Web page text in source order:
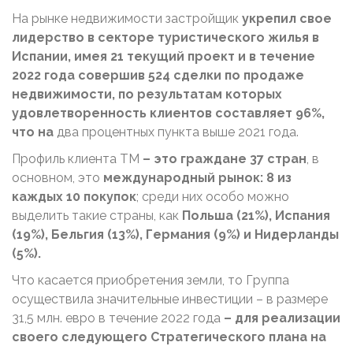
На рынке недвижимости застройщик укрепил свое
лидерство в секторе туристического жилья в
Испании, имея 21 текущий проект и в течение
2022 года совершив 524 сделки по продаже
недвижимости, по результатам которых
удовлетворенность клиентов составляет 96%,
что на два процентных пункта выше 2021 года.
Профиль клиента ТМ – это граждане 37 стран, в
основном, это международный рынок: 8 из
каждых 10 покупок; среди них особо можно
выделить такие страны, как Польша (21%), Испания
(19%), Бельгия (13%), Германия (9%) и Нидерланды
(5%).
Что касается приобретения земли, то Группа
осуществила значительные инвестиции – в размере
31,5 млн. евро в течение 2022 года – для реализации
своего следующего Стратегического плана на